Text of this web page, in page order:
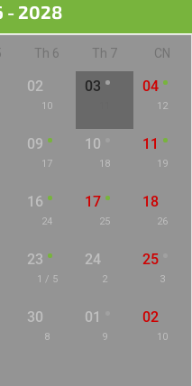
- 2028
Th 6 Th 7 CN
02
10
03 04
12
09
17
10
18
11
19
16
24
17
25
18
26
23
1 / 5
24
2
25
3
30
8
01
9
02
10